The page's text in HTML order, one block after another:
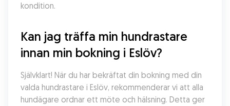
kondition.
Kan jag träffa min hundrastare
innan min bokning i Eslöv?
Självklart! När du har bekräftat din bokning med din
valda hundrastare i Eslöv, rekommenderar vi att alla
hundägare ordnar ett möte och hälsning. Detta ger